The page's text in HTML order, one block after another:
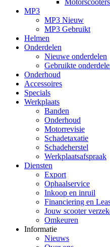
MP3
MP3 Nieuw
MP3 Gebruikt
Helmen
Onderdelen
Nieuwe onderdelen
Gebruikte
Onderhoud
Accessoires
Specials
Werkplaats
Banden
Onderhoud
Motorrevisie
Schadetaxatie
Schadeherstel
Werkplaatsafspraak
Diensten
Export
Ophaalservice
Inkoop en inruil
Financiering en
Jouw scooter
Omkeuren
Informatie
Nieuws